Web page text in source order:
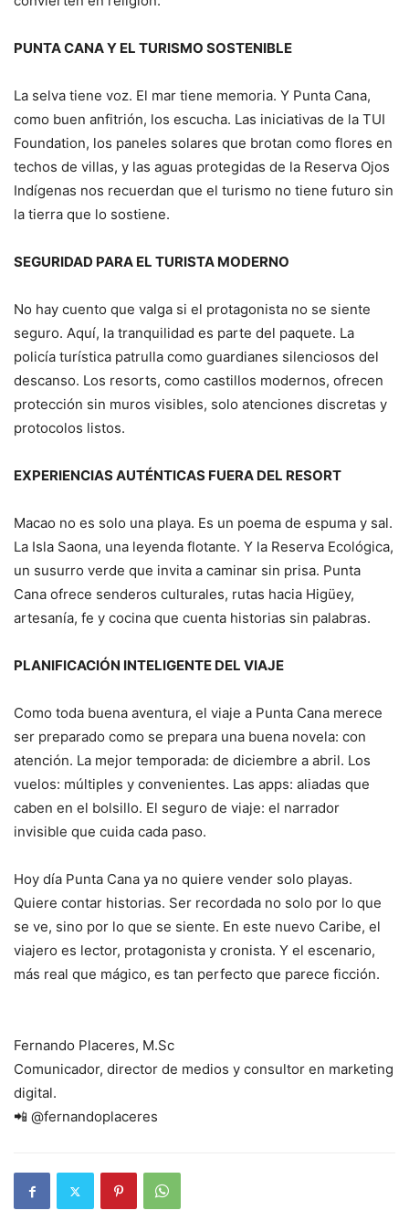
PUNTA CANA Y EL TURISMO SOSTENIBLE
La selva tiene voz. El mar tiene memoria. Y Punta Cana,
como buen anfitrión, los escucha. Las iniciativas de la TUI
Foundation, los paneles solares que brotan como flores en
techos de villas, y las aguas protegidas de la Reserva Ojos
Indígenas nos recuerdan que el turismo no tiene futuro sin
la tierra que lo sostiene.
SEGURIDAD PARA EL TURISTA MODERNO
No hay cuento que valga si el protagonista no se siente
seguro. Aquí, la tranquilidad es parte del paquete. La
policía turística patrulla como guardianes silenciosos del
descanso. Los resorts, como castillos modernos, ofrecen
protección sin muros visibles, solo atenciones discretas y
protocolos listos.
EXPERIENCIAS AUTÉNTICAS FUERA DEL RESORT
Macao no es solo una playa. Es un poema de espuma y sal.
La Isla Saona, una leyenda flotante. Y la Reserva Ecológica,
un susurro verde que invita a caminar sin prisa. Punta
Cana ofrece senderos culturales, rutas hacia Higüey,
artesanía, fe y cocina que cuenta historias sin palabras.
PLANIFICACIÓN INTELIGENTE DEL VIAJE
Como toda buena aventura, el viaje a Punta Cana merece
ser preparado como se prepara una buena novela: con
atención. La mejor temporada: de diciembre a abril. Los
vuelos: múltiples y convenientes. Las apps: aliadas que
caben en el bolsillo. El seguro de viaje: el narrador
invisible que cuida cada paso.
Hoy día Punta Cana ya no quiere vender solo playas.
Quiere contar historias. Ser recordada no solo por lo que
se ve, sino por lo que se siente. En este nuevo Caribe, el
viajero es lector, protagonista y cronista. Y el escenario,
más real que mágico, es tan perfecto que parece ficción.
Fernando Placeres, M.Sc
Comunicador, director de medios y consultor en marketing
digital.
📲 @fernandoplaceres